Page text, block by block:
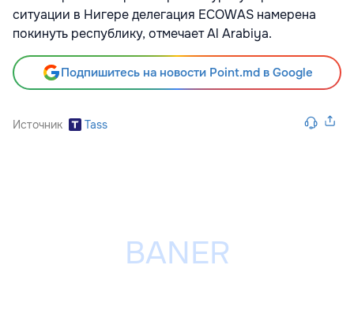
ситуации в Нигере делегация ECOWAS намерена
покинуть республику, отмечает Al Arabiya.
Подпишитесь на новости Point.md в Google
Источник Tass